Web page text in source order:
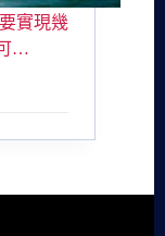
實現幾
…